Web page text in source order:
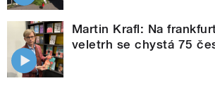
Martin Krafl: Na
veletrh se chystá 75